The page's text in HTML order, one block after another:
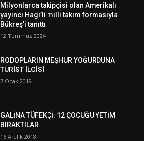
Milyonlarca takipçisi olan Amerikalı
yayıncı Hagi’li milli takım formasıyla
Bükreş’i tanıttı
12 Temmuz 2024
RODOPLARIN MEŞHUR YOĞURDUNA
TURİST İLGİSİ
7 Ocak 2019
GALİNA TÜFEKÇİ: 12 ÇOCUĞU YETİM
BIRAKTILAR
16 Aralık 2018